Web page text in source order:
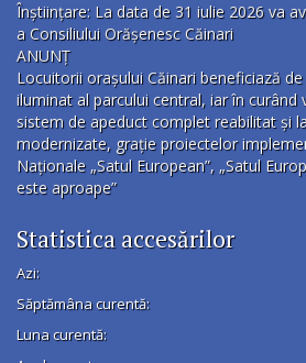
Înștiințare: La data de 31 iulie 2026 va
a Consiliului Orășenesc Căinari
ANUNȚ
Locuitorii orașului Căinari beneficiază
iluminat al parcului central, iar în curând
sistem de apeduct complet reabilitat și
modernizate, grație proiectelor
Naționale „Satul European”, „Satul
este aproape”
Statistica accesărilor
Azi:
Săptămâna curentă:
Luna curentă: